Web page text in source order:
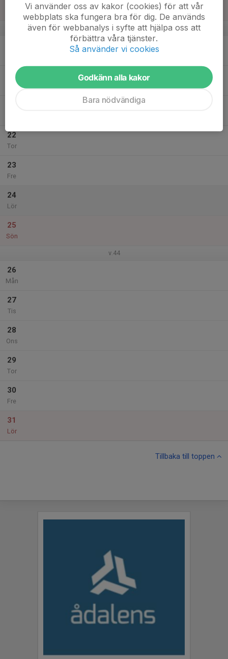
v.43
20
22
Tor
23
Fre
24
Lör
25
Sön
v.44
26
Mån
27
Tis
28
Ons
29
Tor
30
Fre
31
Lör
Tillbaka till toppen
Vi använder oss av kakor (cookies) för att vår
webbplats ska fungera bra för dig. De används
även för webbanalys i syfte att hjälpa oss att
förbättra våra tjänster.
Så använder vi cookies
Godkänn alla kakor
Bara nödvändiga